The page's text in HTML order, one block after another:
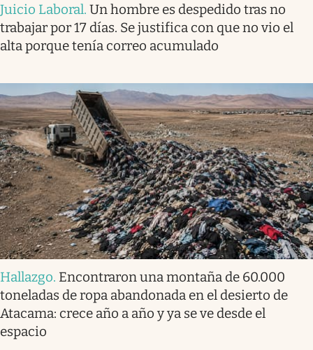
Juicio Laboral. Un hombre es despedido tras no
trabajar por 17 días. Se justifica con que no vio el
alta porque tenía correo acumulado
Hallazgo. Encontraron una montaña de 60.000
toneladas de ropa abandonada en el desierto de
Atacama: crece año a año y ya se ve desde el
espacio